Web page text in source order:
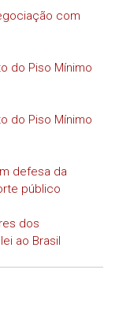
com
do Piso Mínimo
do Piso Mínimo
defesa da
público
dos
ao Brasil